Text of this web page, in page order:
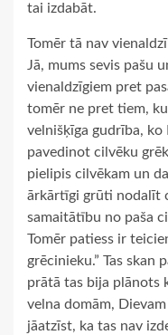
tai izdabāt.
Tomēr tā nav
Jā, mums sevis pašu
vienaldzīgiem pret
tomēr ne pret tiem,
velnišķīga gudrība, ko
pavedinot cilvēku
pielipis cilvēkam un
ārkārtīgi grūti nodalīt
samaitātību no paša
Tomēr patiess ir
grēcinieku.” Tas skan
prātā tas bija plānots
velna domām,
jāatzīst, ka tas nav